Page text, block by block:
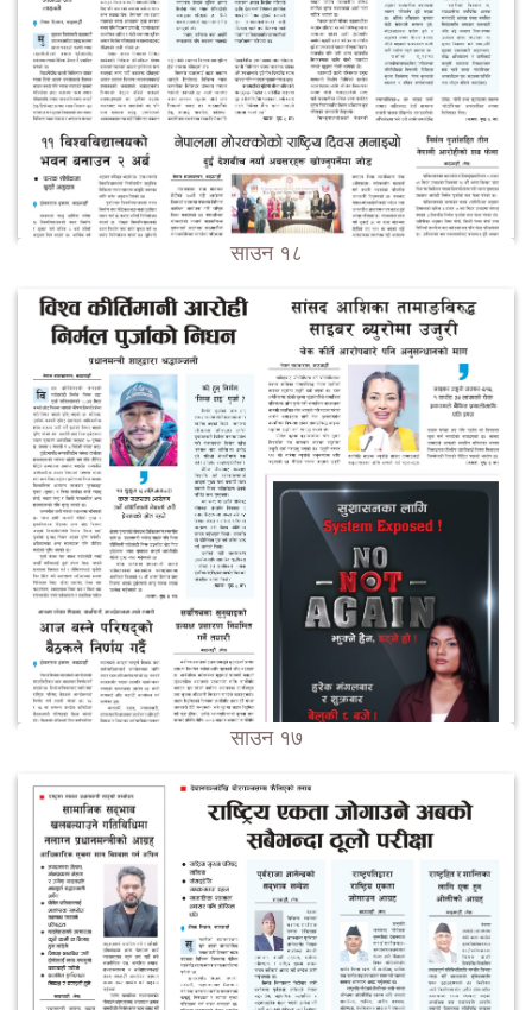
साउन १८
साउन १७